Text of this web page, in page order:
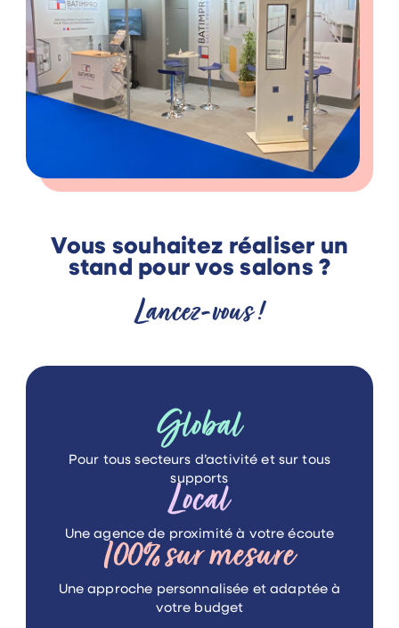
Vous souhaitez réaliser un
stand pour vos salons ?
Lancez-vous !
Global
Pour tous secteurs d’activitéet sur tous
supports
Local
Une agence de proximitéà votre écoute
100%sur mesure
Une approche personnalisée et adaptée à
votre budget